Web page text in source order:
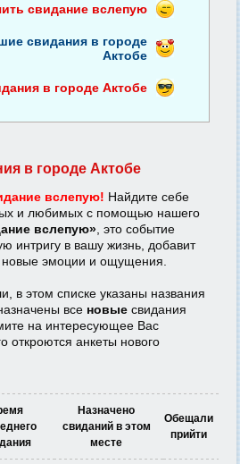
свидание вслепую
свидания в городе
Актобе
в городе Актобе
в городе Актобе
вслепую! Найдите себе
и любимых с помощью нашего
вслепую» , это событие
интригу в вашу жизнь, добавит
эмоции и ощущения.
в этом списке указаны названия
все новые свидания
на интересующее Вас
откроются анкеты нового
Назначено
свиданий в этом
месте
Обещали
прийти